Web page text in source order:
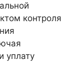
контроля
уплату